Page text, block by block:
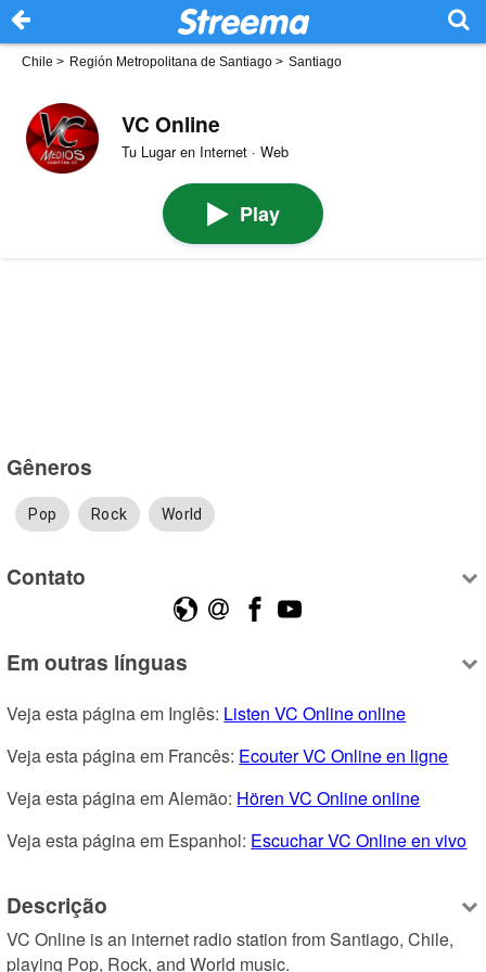
Chile > Región Metropolitana de Santiago > Santiago
VC Online
Tu Lugar en Internet · Web
Play
Gêneros
Pop Rock World
Contato
Em outras línguas
Veja esta página em Inglês: Listen VC Online online
Veja esta página em Francês: Ecouter VC Online en ligne
Veja esta página em Alemão: Hören VC Online online
Veja esta página em Espanhol: Escuchar VC Online en vivo
Descrição
VC Online is an internet radio station from Santiago, Chile,
playing Pop, Rock, and World music.